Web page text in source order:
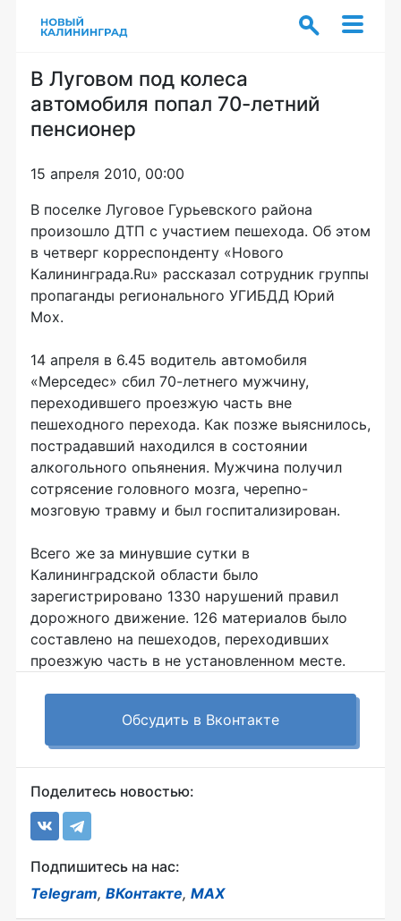
В Луговом под колеса
автомобиля попал 70-летний
пенсионер
15 апреля 2010, 00:00
В поселке Луговое Гурьевского района
произошло ДТП с участием пешехода. Об этом
в четверг корреспонденту «Нового
Калининграда.Ru» рассказал сотрудник группы
пропаганды регионального УГИБДД Юрий
Мох.
14 апреля в 6.45 водитель автомобиля
«Мерседес» сбил 70-летнего мужчину,
переходившего проезжую часть вне
пешеходного перехода. Как позже выяснилось,
пострадавший находился в состоянии
алкогольного опьянения. Мужчина получил
сотрясение головного мозга, черепно-
мозговую травму и был госпитализирован.
Всего же за минувшие сутки в
Калининградской области было
зарегистрировано 1330 нарушений правил
дорожного движение. 126 материалов было
составлено на пешеходов, переходивших
проезжую часть в не установленном месте.
Обсудить в Вконтакте
Поделитесь новостью:
Подпишитесь на нас:
Telegram, ВКонтакте, MAX